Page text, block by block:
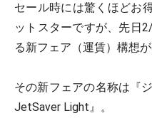
セール時には驚くほどお
ットスターですが、先日
る新フェア（運賃）構想
その新フェアの名称は『
JetSaver Light』。